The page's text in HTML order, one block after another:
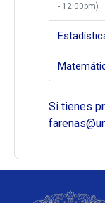
- 12:00pm)
Si tienes